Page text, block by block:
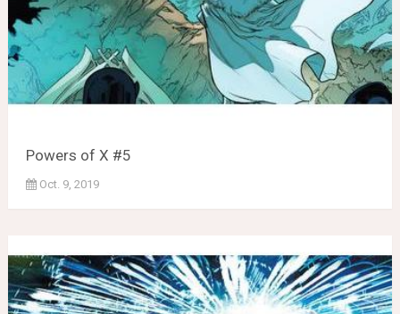
Powers of X #5
Oct. 9, 2019